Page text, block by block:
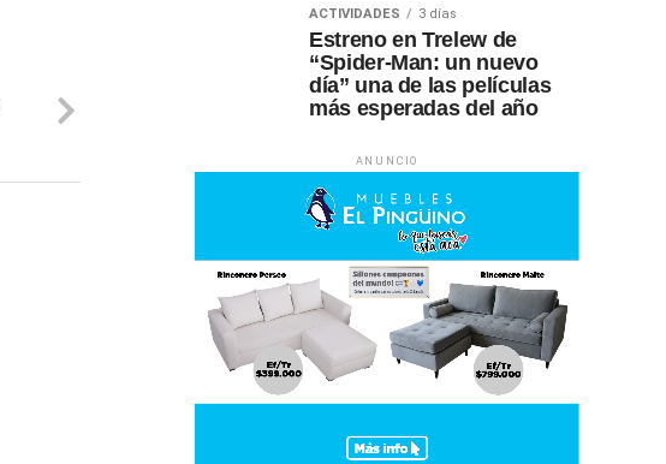
ACTIVIDADES 3 días
Estreno en Trelew de
“Spider-Man: un nuevo
día” una de las películas
más esperadas del año
ANUNCIO